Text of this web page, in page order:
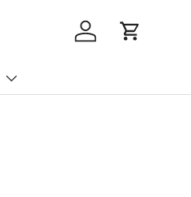
Einloggen